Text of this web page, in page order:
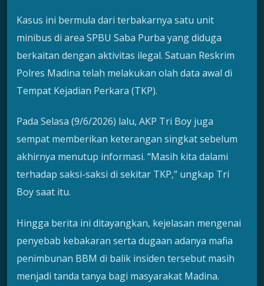
Kasus ini bermula dari terbakarnya satu unit
minibus di area SPBU Saba Purba yang diduga
berkaitan dengan aktivitas ilegal. Satuan Reskrim
Polres Madina telah melakukan olah data awal di
Tempat Kejadian Perkara (TKP).
Pada Selasa (9/6/2026) lalu, AKP Tri Boy juga
sempat memberikan keterangan singkat sebelum
akhirnya menutup informasi. “Masih kita dalami
terhadap saksi-saksi di sekitar TKP,” ungkap Tri
Boy saat itu.
Hingga berita ini ditayangkan, kejelasan mengenai
penyebab kebakaran serta dugaan adanya mafia
penimbunan BBM di balik insiden tersebut masih
menjadi tanda tanya bagi masyarakat Madina.